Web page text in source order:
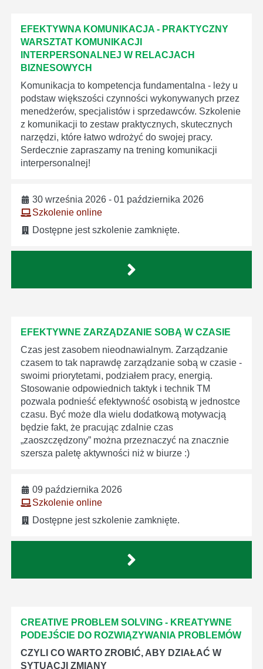
EFEKTYWNA KOMUNIKACJA - PRAKTYCZNY
WARSZTAT KOMUNIKACJI
INTERPERSONALNEJ W RELACJACH
BIZNESOWYCH
Komunikacja to kompetencja fundamentalna - leży u
podstaw większości czynności wykonywanych przez
menedżerów, specjalistów i sprzedawców. Szkolenie
z komunikacji to zestaw praktycznych, skutecznych
narzędzi, które łatwo wdrożyć do swojej pracy.
Serdecznie zapraszamy na trening komunikacji
interpersonalnej!
30 września 2026 - 01 października 2026
Szkolenie online
Dostępne jest szkolenie zamknięte.
EFEKTYWNE ZARZĄDZANIE SOBĄ W CZASIE
Czas jest zasobem nieodnawialnym. Zarządzanie
czasem to tak naprawdę zarządzanie sobą w czasie -
swoimi priorytetami, podziałem pracy, energią.
Stosowanie odpowiednich taktyk i technik TM
pozwala podnieść efektywność osobistą w jednostce
czasu. Być może dla wielu dodatkową motywacją
będzie fakt, że pracując zdalnie czas
„zaoszczędzony” można przeznaczyć na znacznie
szersza paletę aktywności niż w biurze :)
09 października 2026
Szkolenie online
Dostępne jest szkolenie zamknięte.
CREATIVE PROBLEM SOLVING - KREATYWNE
PODEJŚCIE DO ROZWIĄZYWANIA PROBLEMÓW
CZYLI CO WARTO ZROBIĆ, ABY DZIAŁAĆ W
SYTUACJI ZMIANY